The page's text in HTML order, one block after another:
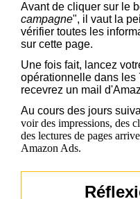
Avant de cliquer sur le
campagne", il vaut la
vérifier toutes les
sur cette page.
Une fois fait, lancez
opérationnelle dans les
recevrez un mail
Au cours des jours
voir des impressions, des
des lectures de pages
Amazon Ads.